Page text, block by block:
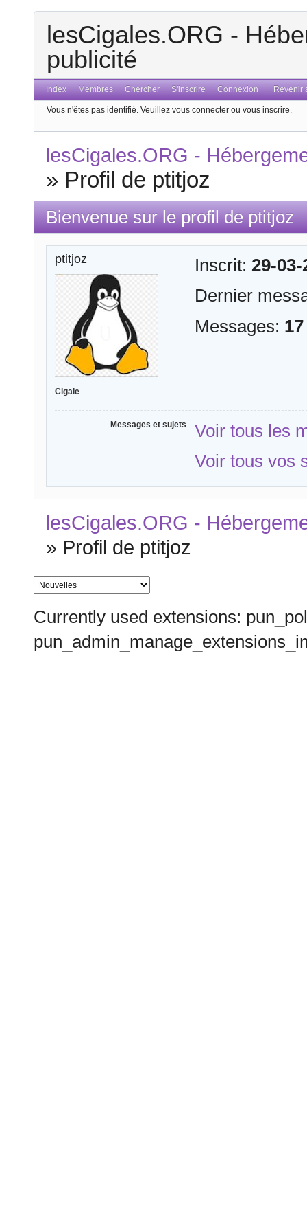
lesCigales.ORG -
publicité
Index Membres Chercher S'inscrire Connexion Revenir
Vous n'êtes pas identifié. Veuillez vous connecter ou vous inscrire.
lesCigales.ORG -
» Profil de ptitjoz
Bienvenue sur le profil de ptitjoz
ptitjoz
Cigale
Inscrit: 29-03-
Dernier
Messages: 17
Messages et sujets
Voir tous les
Voir tous vos
lesCigales.ORG -
» Profil de ptitjoz
Currently used extensions: